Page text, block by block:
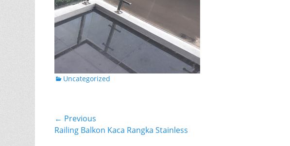
Categories
Uncategorized
Post
navigation
← Previous
Previous
Railing Balkon Kaca Rangka Stainless